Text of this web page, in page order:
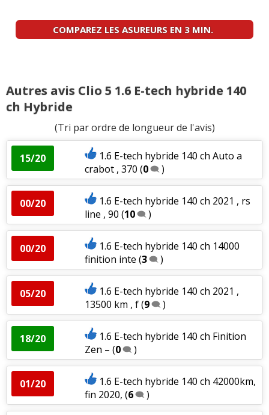
COMPAREZ LES ASUREURS EN 3 MIN.
Autres avis Clio 5 1.6 E-tech hybride 140
ch Hybride
(Tri par ordre de longueur de l'avis)
15/20
1.6 E-tech hybride 140 ch Auto a
crabot , 370 (0 )
00/20
1.6 E-tech hybride 140 ch 2021 , rs
line , 90 (10 )
00/20
1.6 E-tech hybride 140 ch 14000
finition inte (3 )
05/20
1.6 E-tech hybride 140 ch 2021 ,
13500 km , f(9 )
18/20
1.6 E-tech hybride 140 ch Finition
Zen – (0 )
01/20
1.6 E-tech hybride 140 ch 42000km,
fin 2020, (6 )